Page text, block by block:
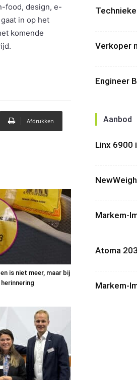
food, design, e-
in op het
komende
Afdrukken
is niet meer, maar bij
Verkoper
Engineer
Aanbod
Linx 6900
Markem-
Atoma
Markem-